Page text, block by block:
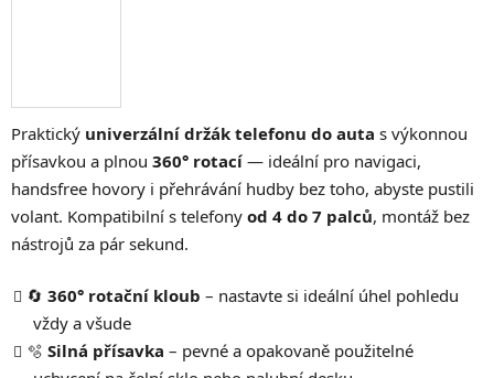
Praktický univerzální držák telefonu do auta s výkonnou
přísavkou a plnou 360° rotací — ideální pro navigaci,
handsfree hovory i přehrávání hudby bez toho, abyste pustili
volant. Kompatibilní s telefony od 4 do 7 palců, montáž bez
nástrojů za pár sekund.
🔄 360° rotační kloub – nastavte si ideální úhel pohledu
vždy a všude
🫧 Silná přísavka – pevné a opakovaně použitelné